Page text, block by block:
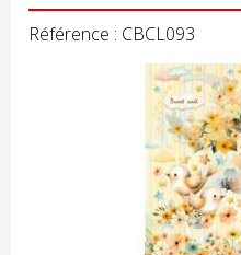
Référence : CBCL093